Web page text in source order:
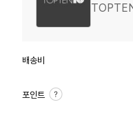
배송비
포인트